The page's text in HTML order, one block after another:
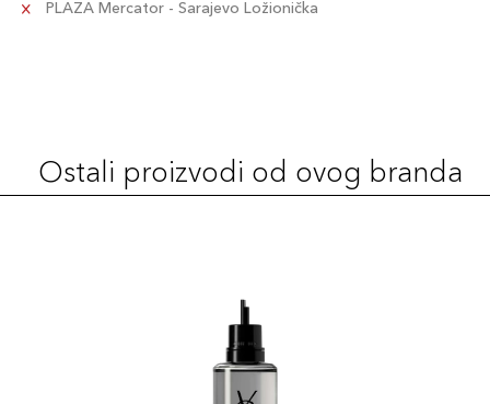
PLAZA Mercator - Sarajevo Ložionička
Ostali proizvodi od ovog branda